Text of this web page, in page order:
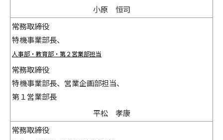
小原 恒司
常務取締役
特機事業部長、
人事部・教育部・第２営業部担当
常務取締役
特機事業部長、営業企画部担当、
第１営業部長
平松 孝康
常務取締役